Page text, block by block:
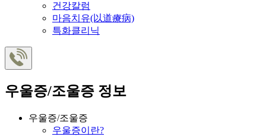
건강칼럼
마음치유(以道療病)
특화클리닉
우울증/조울증 정보
우울증/조울증
우울증이란?